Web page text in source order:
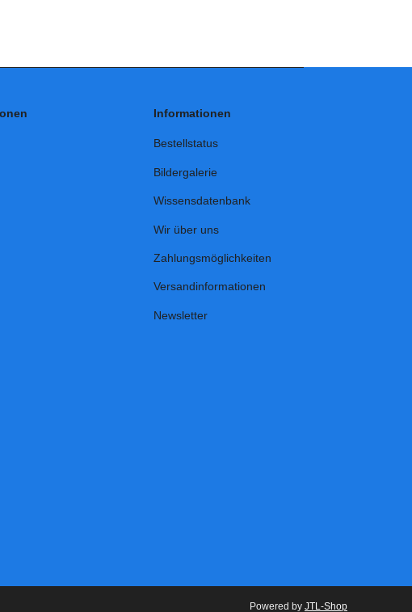
Informationen
Bestellstatus
Bildergalerie
Wissensdatenbank
Wir über uns
Zahlungsmöglichkeiten
Versandinformationen
Newsletter
Powered by JTL-Shop